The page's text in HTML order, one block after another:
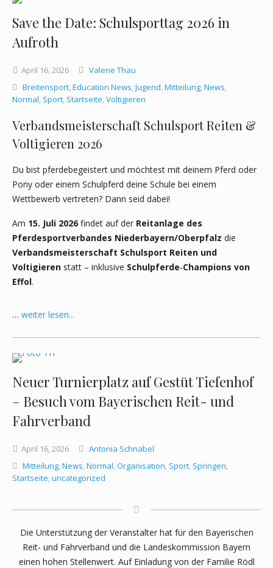
Save the Date: Schulsporttag 2026 in
Aufroth
April 16,2026
Valerie Thau
Breitensport,Education News,Jugend,Mitteilung,News,
Normal, Sport, Startseite,Voltigieren
Verbandsmeisterschaft Schulsport Reiten &
Voltigieren 2026
Du bist pferdebegeistert und möchtest mit deinem Pferd oder
Pony oder einem Schulpferd deine Schule bei einem
Wettbewerb vertreten? Dann seid dabei!
Am 15. Juli 2026 findet auf der Reitanlage des
Pferdesportverbandes Niederbayern/Oberpfalz die
Verbandsmeisterschaft Schulsport Reiten und
Voltigieren statt – inklusive Schulpferde‑Champions von
Effol.
… weiter lesen...
Neuer Turnierplatz auf Gestüt Tiefenhof
– Besuch vom Bayerischen Reit- und
Fahrverband
April 16,2026
Antonia Schnabel
Mitteilung,News,Normal,Organisation, Sport, Springen,
Startseite,uncategorized
Die Unterstützung der Veranstalter hat für den Bayerischen
Reit- und Fahrverband und die Landeskommission Bayern
einen hohen Stellenwert. Auf Einladung von der Familie Rödl